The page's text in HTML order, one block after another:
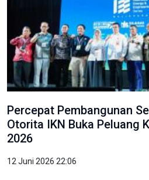
Percepat Pembangunan
Otorita IKN Buka Peluang
2026
12 Juni 2026 22:06